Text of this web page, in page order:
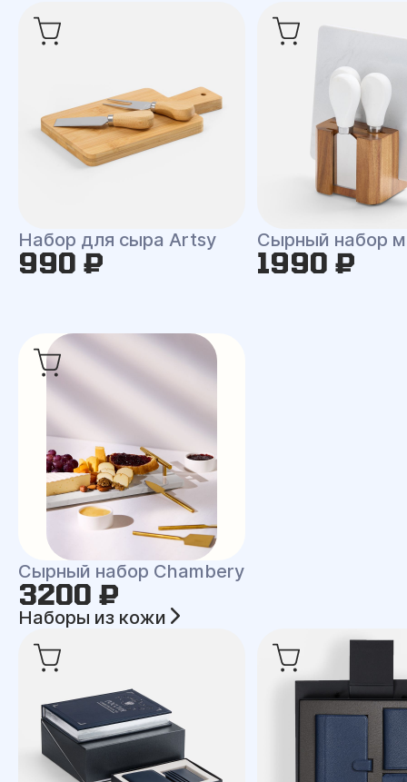
Набор для сыра Artsy
990 ₽
Сырный набор
1990 ₽
Сырный набор Chambery
3200 ₽
Наборы из кожи